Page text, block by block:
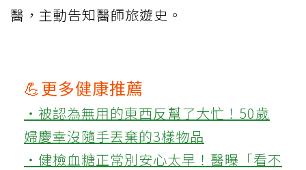
醫，主動告知醫師旅遊史。
💪更多健康推薦
‧被認為無用的東西反幫了大忙！50歲
婦慶幸沒隨手丟棄的3樣物品
‧健檢血糖正常別安心太早！醫曝「看不